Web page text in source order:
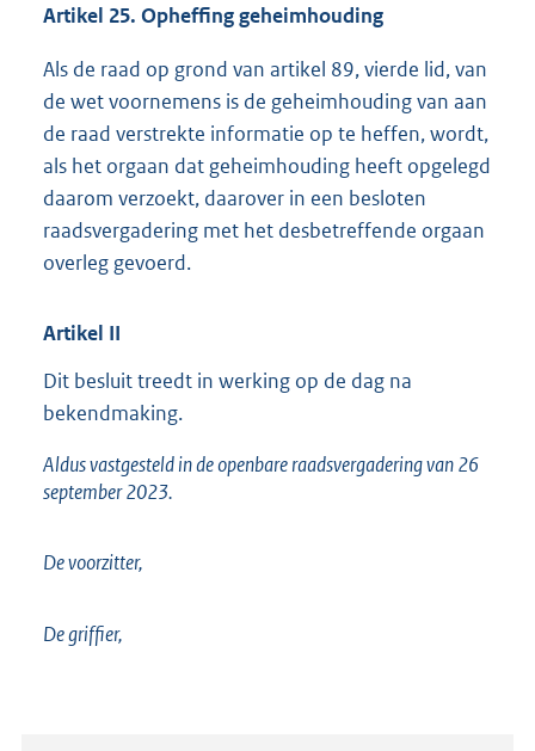
Artikel 25. Opheffing geheimhouding
Als de raad op grond van artikel 89, vierde lid, van
de wet voornemens is de geheimhouding van aan
de raad verstrekte informatie op te heffen, wordt,
als het orgaan dat geheimhouding heeft opgelegd
daarom verzoekt, daarover in een besloten
raadsvergadering met het desbetreffende orgaan
overleg gevoerd.
Artikel II
Dit besluit treedt in werking op de dag na
bekendmaking.
Aldus vastgesteld in de openbare raadsvergadering van 26
september 2023.
De voorzitter,
De griffier,